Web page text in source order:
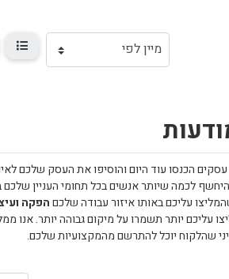
הכנסו עוד היום והוסיפו את העסק שלכם
לכמה שיותר אנשים בכל תחומי העניין שלכם
עליכם באותו איזור עבודה שלכםהפקה
עליכם יותר תשמרו על מיקום גבוהה יותר. אנו
שהלקוח יוכל להתרשם מהמקצועיות שלכם.